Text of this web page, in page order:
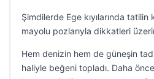
Şimdilerde Ege kıyılarında
mayolu pozlarıyla dikkatleri
Hem denizin hem de güneşin
haliyle beğeni topladı. Daha